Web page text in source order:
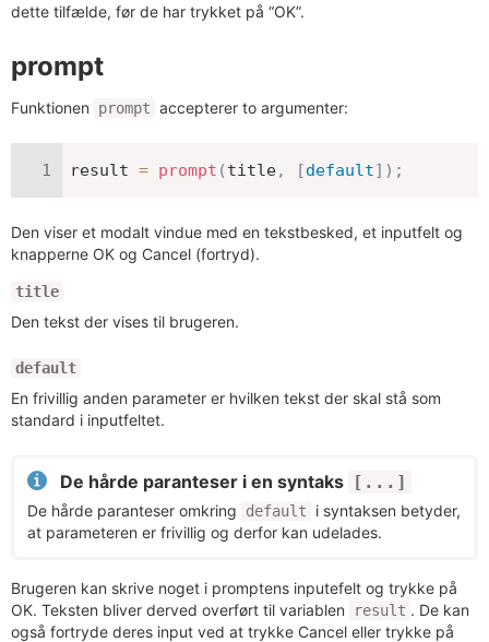
dette tilfælde, før de har trykket på “OK”.
prompt
Funktionen prompt accepterer to argumenter:
result = prompt (title, [default] ) ;
Den viser et modalt vindue med en tekstbesked, et inputfelt og
knapperne OK og Cancel (fortryd).
title
Den tekst der vises til brugeren.
default
En frivillig anden parameter er hvilken tekst der skal stå som
standard i inputfeltet.
De hårde paranteser i en syntaks [...]
De hårde paranteser omkring default
i syntaksen betyder,
at parameteren er frivillig og derfor kan udelades.
Brugeren kan skrive noget i promptens inputefelt og trykke på
OK. Teksten bliver derved overført til variablen
result . De kan
også fortryde deres input ved at trykke Cancel eller trykke på